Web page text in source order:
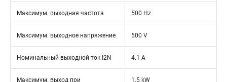
Максимум. выходная частота 500 Hz
Максимум. выходное напряжение 500 V
Номинальный выходной ток I2N 4.1 A
Максимум. выход при
1.5 kW